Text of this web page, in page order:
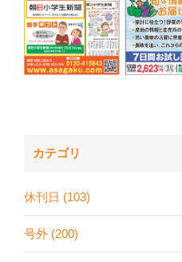
カテゴリ
休刊日 (103)
号外 (200)